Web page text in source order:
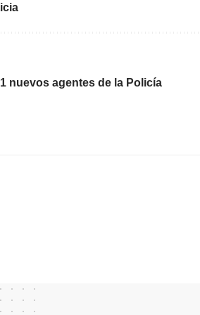
nuevos agentes de la Policía